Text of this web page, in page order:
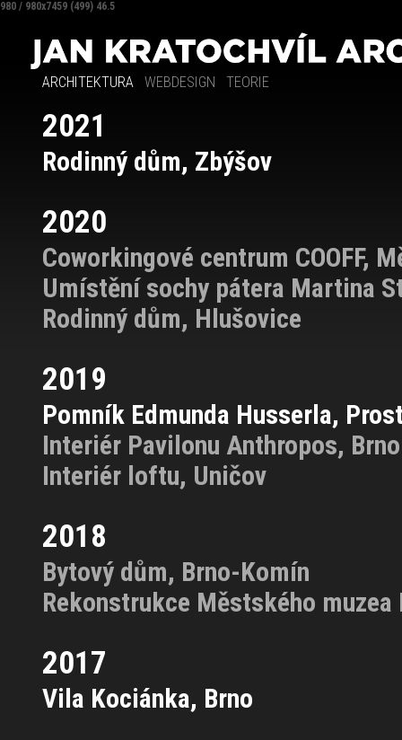
980 / 980x7459 (499) 46.5
ARCHITEKTURA WEBDESIGN TEORIE
2021
Rodinný dům, Zbýšov
2020
Coworkingové centrum COOFF,
Umístění sochy pátera Martina
Rodinný dům, Hlušovice
2019
Pomník Edmunda Husserla,
Interiér Pavilonu Anthropos, Brno
Interiér loftu, Uničov
2018
Bytový dům, Brno-Komín
Rekonstrukce Městského muzea
2017
Vila Kociánka, Brno